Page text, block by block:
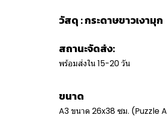
วัสดุ : กระดาษขาวเงามุก
สถานะจัดส่ง:
พร้อมส่งใน 15-20 วัน
ขนาด
A3 ขนาด 26x38 ซม. (Puzzle